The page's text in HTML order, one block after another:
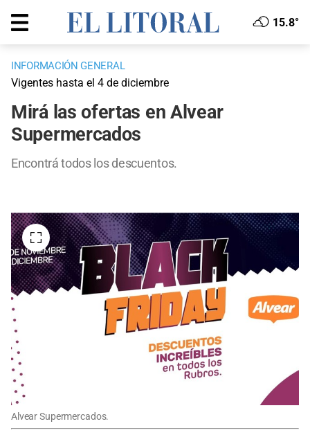
15.8°
INFORMACIÓN GENERAL
Vigentes hasta el 4 de diciembre
Mirá las ofertas en Alvear
Supermercados
Encontrá todos los descuentos.
Alvear Supermercados.